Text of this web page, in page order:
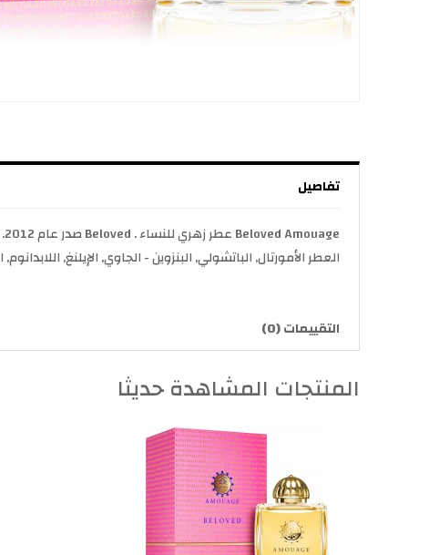
تفاصيل
العطر الأمورتال, الباتشولي, البنزوين - الجاوي, الإيلنغ,
التقييمات (0)
المنتجات المشاهدة حديثا